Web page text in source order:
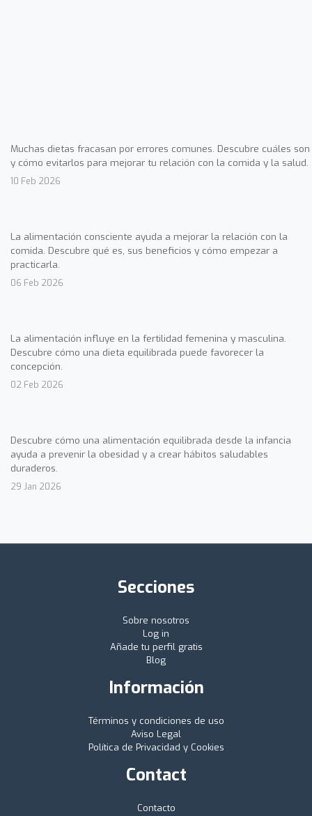
Muchas dietas fracasan por errores comunes. Descubre cuáles son
y cómo evitarlos para mejorar tu relación con la comida y la salud.
10 Feb 2026
La alimentación consciente ayuda a mejorar la relación con la
comida. Descubre qué es, sus beneficios y cómo empezar a
practicarla.
06 Feb 2026
La alimentación influye en la fertilidad femenina y masculina.
Descubre cómo una dieta equilibrada puede favorecer la
concepción.
02 Feb 2026
Descubre cómo una alimentación equilibrada desde la infancia
ayuda a prevenir la obesidad y a crear hábitos saludables
duraderos.
29 Jan 2026
Secciones
Sobre nosotros
Log in
Añade tu perfil gratis
Blog
Información
Términos y condiciones de uso
Aviso Legal
Política de Privacidad y Cookies
Contact
Contacto